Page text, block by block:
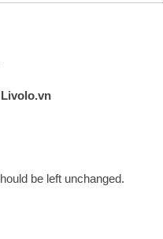
be left unchanged.